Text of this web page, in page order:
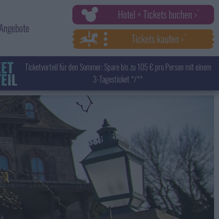
Hotel + Tickets buchen ›
Tickets kaufen ›
Ticketvorteil für den Sommer: Spare bis zu 105 € pro Person mit einem
3-Tagesticket */**